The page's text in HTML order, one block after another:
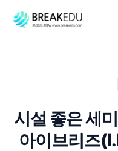
시설 좋은 세
아이브리즈